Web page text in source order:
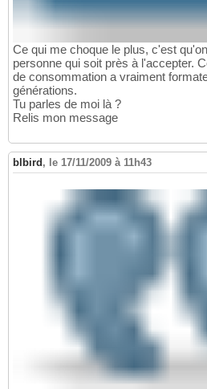
Ce qui me choque le plus, c'est
personne qui soit près à l'accepter.
de consommation a vraiment
générations.
Tu parles de moi là ?
Relis mon message
blbird , le 17/11/2009 à 11h43